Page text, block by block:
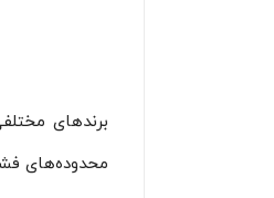
محدوده‌های